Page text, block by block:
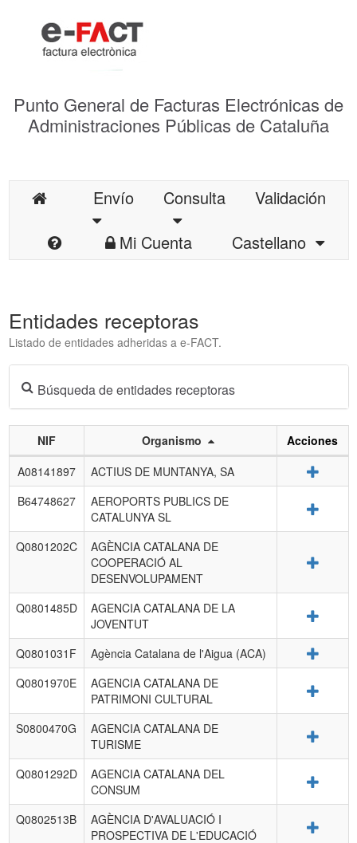
Punto General de Facturas Electrónicas de
Administraciones Públicas de Cataluña
Envío Consulta
Validación
Mi Cuenta
Castellano
Entidades receptoras
Listado de entidades adheridas a e-FACT.
Búsqueda de entidades receptoras
Listado
de
entidades
NIF Organismo
Acciones
A08141897
ACTIUS DE MUNTANYA, SA
B64748627
AEROPORTS PUBLICS DE
CATALUNYA SL
Q0801202C
AGÈNCIA CATALANA DE
COOPERACIÓ AL
DESENVOLUPAMENT
Q0801485D
AGENCIA CATALANA DE LA
JOVENTUT
Q0801031F Agència Catalana de l'Aigua (ACA)
Q0801970E
AGENCIA CATALANA DE
PATRIMONI CULTURAL
S0800470G
AGENCIA CATALANA DE
TURISME
Q0801292D
AGENCIA CATALANA DEL
CONSUM
Q0802513B
AGÈNCIA D'AVALUACIÓ I
PROSPECTIVA DE L'EDUCACIÓ